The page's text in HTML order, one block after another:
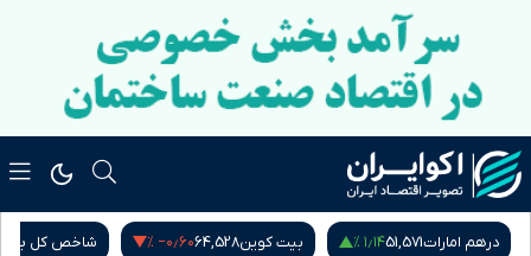
درهم امارات51,571۱٫۱۴ % بیت کوین64,528‎−۰٫۶۰ % شاخص کل